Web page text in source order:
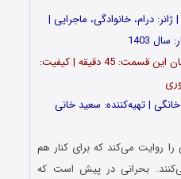
| ژانر: درام، خانوادگی، ماجرایی |
1403
تعداد قسمت‌: … اپیزود | مدت زمان این قسمت: 45 دقیقه | کیفیت:
| تهیه‌کننده: سعید خانی
روایت می‌کند که برای کنار هم
بحرانی در پیش است که